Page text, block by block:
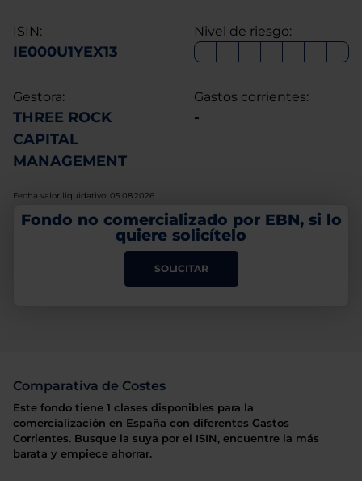
ISIN:
IE000U1YEX13
Nivel de riesgo:
Gestora:
THREE ROCK
CAPITAL
MANAGEMENT
Gastos corrientes:
-
Fecha valor liquidativo: 05.08.2026
Fondo no comercializado por EBN, si lo
quiere solicítelo
SOLICITAR
Comparativa de Costes
Este fondo tiene 1 clases disponibles para la
comercialización en España con diferentes Gastos
Corrientes. Busque la suya por el ISIN, encuentre la más
barata y empiece ahorrar.